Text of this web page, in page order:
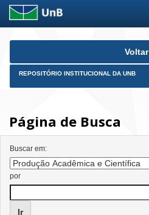
Skip
Voltar
REPOSITÓRIO INSTITUCIONAL DA UNB
Página de Busca
Buscar em:
por